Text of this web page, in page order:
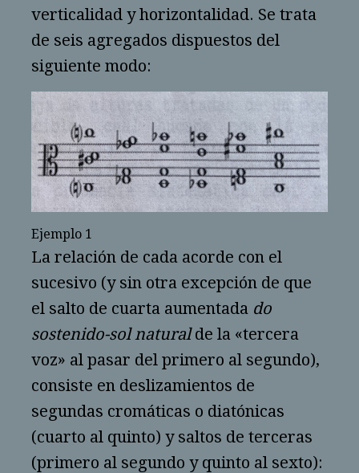
verticalidad y horizontalidad. Se trata
de seis agregados dispuestos del
siguiente modo:
Ejemplo 1
La relación de cada acorde con el
sucesivo (y sin otra excepción de que
el salto de cuarta aumentada do
sostenido-sol naturalde la «tercera
voz» al pasar del primero al segundo),
consiste en deslizamientos de
segundas cromáticas o diatónicas
(cuarto al quinto) y saltos de terceras
(primero al segundo y quinto al sexto):